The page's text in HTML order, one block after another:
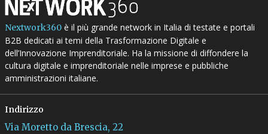
Nextwork360è il più grande network in Italia di testate e portali
B2B dedicati ai temi della Trasformazione Digitale e
dell’Innovazione Imprenditoriale. Ha la missione di diffondere la
cultura digitale e imprenditoriale nelle imprese e pubbliche
amministrazioni italiane.
Indirizzo
Via Moretto da Brescia, 22